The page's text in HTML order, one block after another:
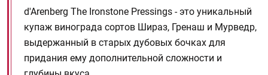
d'Arenberg The Ironstone Pressings - это уникальный
купаж винограда сортов Шираз, Гренаш и Мурведр,
выдержанный в старых дубовых бочках для
придания ему дополнительной сложности и